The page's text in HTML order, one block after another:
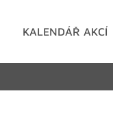
KALENDÁŘ AKCÍ